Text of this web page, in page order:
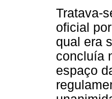
Tratava-
oficial
qual era
concluía
espaço